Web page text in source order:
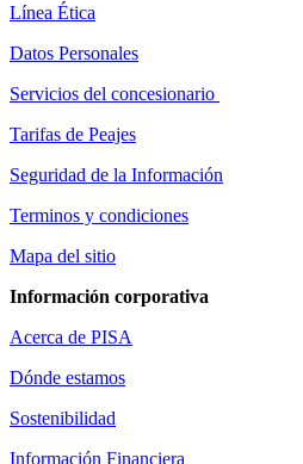
Línea Ética
Datos Personales
Servicios del concesionario
Tarifas de Peajes
Seguridad de la Información
Terminos y condiciones
Mapa del sitio
Información corporativa
Acerca de PISA
Dónde estamos
Sostenibilidad
Información Financiera